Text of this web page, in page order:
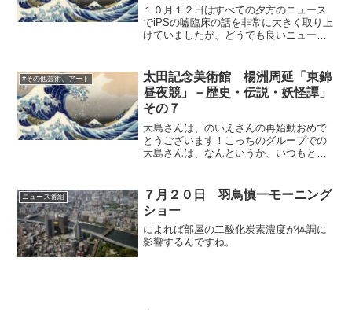
１０月１２日はすべての夕方のニュース
でiPSの嘘臨床の話を非常に大きく取り上
げていましたが、どうでも良いニュース
だけ大きなデモがあってもまったく取り
上げずに、こういった...
#その他芸術、アート
太田記念美術館 楊洲周延「東錦
昼夜競」－歴史・伝説・妖怪譚」
その７
大島さんは、のいえさんの再始動おめで
とうございます！こっちのグループでの
大島さんは、なんというか、いつもと違
距離感がちょうどよくて、良い感じで競
い合っている雰囲気が伝わ...
ニュース番組
７月２０日 羽鳥慎一モーニング
ショー
によれば部屋の二酸化炭素濃度が体調に
影響するんですね。